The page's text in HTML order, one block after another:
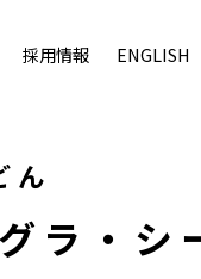
採用情報 ENGLISH
ん
ラ・シ